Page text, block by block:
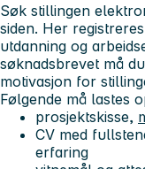
Søk stillingen
siden. Her
utdanning og
søknadsbrevet må
motivasjon for
Følgende må lastes
prosjektskisse,
CV med
erfaring